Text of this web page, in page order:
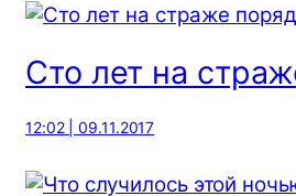
Сто лет на
12:02 | 09.11.2017